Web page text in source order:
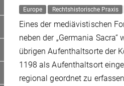
Europe Rechtshistorische Praxis
Eines der mediävistischen
neben der „Germania
übrigen Aufenthaltsorte der
1198 als Aufenthaltsort
regional geordnet zu